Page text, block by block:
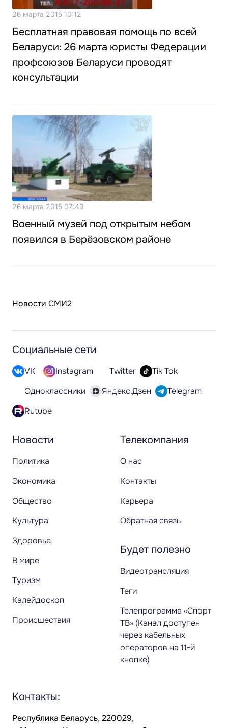
26 марта 2015 10:12
Бесплатная правовая помощь по всей
Беларуси: 26 марта юристы Федерации
профсоюзов Беларуси проводят
консультации
26 марта 2015 07:49
Военный музей под открытым небом
появился в Берёзовском районе
Новости СМИ2
Новости
Политика
Экономика
Общество
Культура
Здоровье
В мире
Туризм
Калейдоскоп
Происшествия
Телекомпания
О нас
Контакты
Карьера
Обратная связь
Будет полезно
Видеотрансляция
Теги
Телепрограмма «Спорт
ТВ» (Канал доступен
через кабельных
операторов на 11-й
кнопке)
Социальные сети
VK Instagram Twitter
Tik Tok
Одноклассники
Яндекс.Дзен
Telegram
Rutube
Контакты:
Республика Беларусь, 220029,